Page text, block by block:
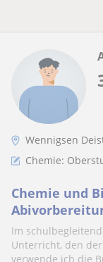
Wennigsen
Chemie:
Chemie und
Im
Unterricht, den
verwende ich die